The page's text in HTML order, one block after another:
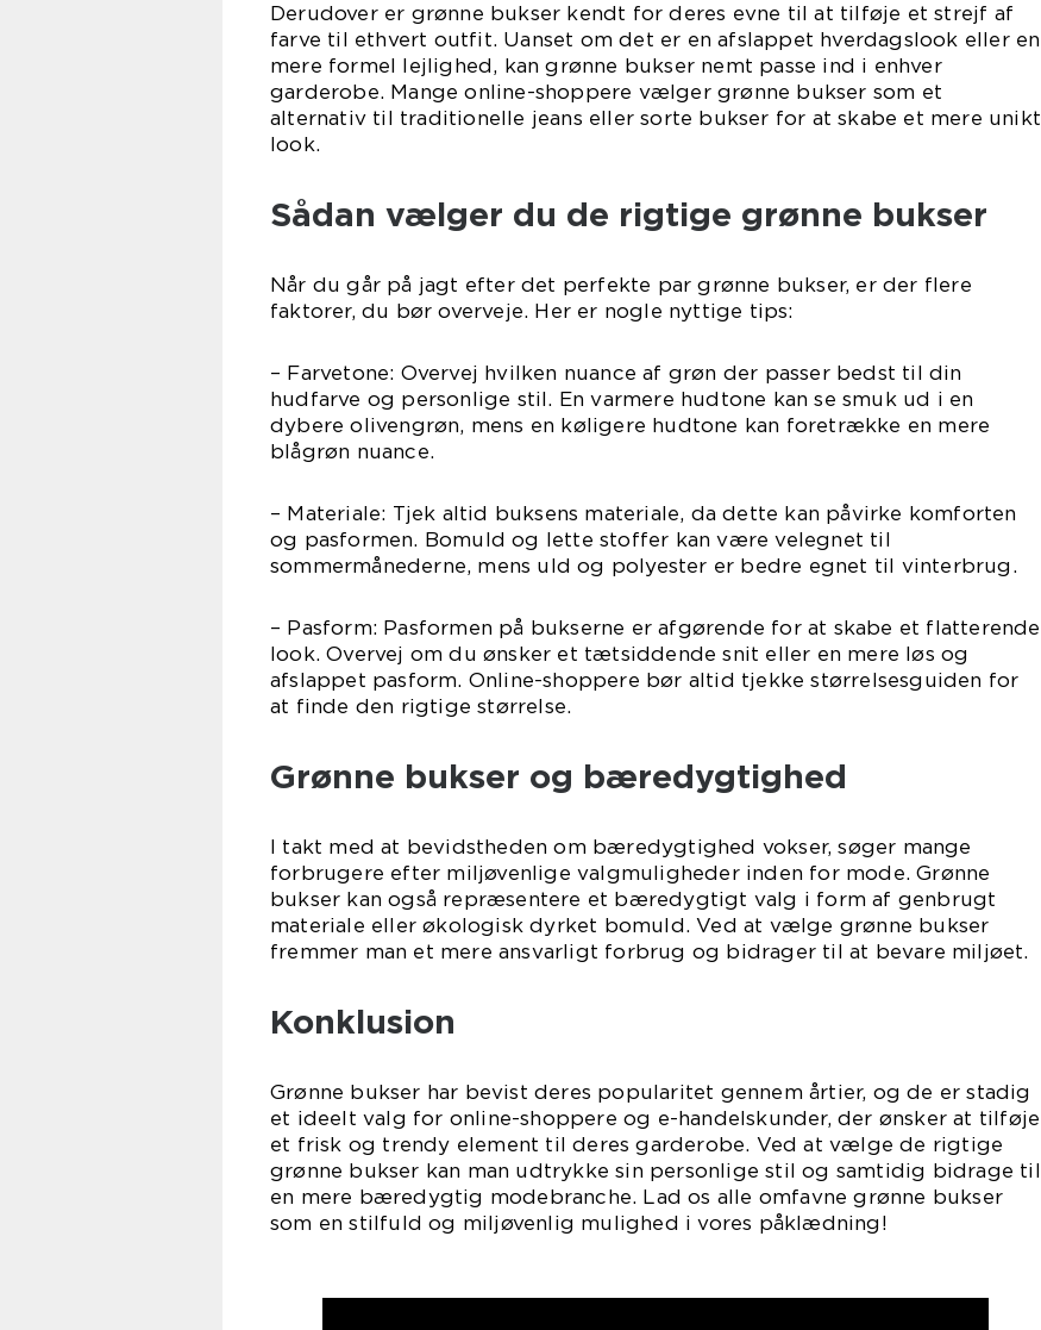
Derudover er grønne bukser kendt for deres evne til at tilføje et strejf af
farve til ethvert outfit. Uanset om det er en afslappet hverdagslook eller en
mere formel lejlighed, kan grønne bukser nemt passe ind i enhver
garderobe. Mange online-shoppere vælger grønne bukser som et
alternativ til traditionelle jeans eller sorte bukser for at skabe et mere unikt
look.
Sådan vælger du de rigtige grønne bukser
Når du går på jagt efter det perfekte par grønne bukser, er der flere
faktorer, du bør overveje. Her er nogle nyttige tips:
– Farvetone: Overvej hvilken nuance af grøn der passer bedst til din
hudfarve og personlige stil. En varmere hudtone kan se smuk ud i en
dybere olivengrøn, mens en køligere hudtone kan foretrække en mere
blågrøn nuance.
– Materiale: Tjek altid buksens materiale, da dette kan påvirke komforten
og pasformen. Bomuld og lette stoffer kan være velegnet til
sommermånederne, mens uld og polyester er bedre egnet til vinterbrug.
– Pasform: Pasformen på bukserne er afgørende for at skabe et flatterende
look. Overvej om du ønsker et tætsiddende snit eller en mere løs og
afslappet pasform. Online-shoppere bør altid tjekke størrelsesguiden for
at finde den rigtige størrelse.
Grønne bukser og bæredygtighed
I takt med at bevidstheden om bæredygtighed vokser, søger mange
forbrugere efter miljøvenlige valgmuligheder inden for mode. Grønne
bukser kan også repræsentere et bæredygtigt valg i form af genbrugt
materiale eller økologisk dyrket bomuld. Ved at vælge grønne bukser
fremmer man et mere ansvarligt forbrug og bidrager til at bevare miljøet.
Konklusion
Grønne bukser har bevist deres popularitet gennem årtier, og de er stadig
et ideelt valg for online-shoppere og e-handelskunder, der ønsker at tilføje
et frisk og trendy element til deres garderobe. Ved at vælge de rigtige
grønne bukser kan man udtrykke sin personlige stil og samtidig bidrage til
en mere bæredygtig modebranche. Lad os alle omfavne grønne bukser
som en stilfuld og miljøvenlig mulighed i vores påklædning!